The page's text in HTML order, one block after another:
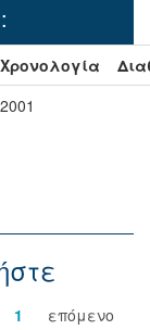
Χρονολογία
2001
1 επόμενο